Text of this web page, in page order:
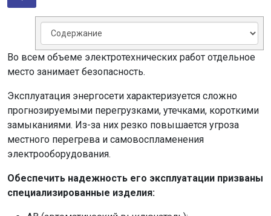
Во всем объеме электротехнических работ отдельное
место занимает безопасность.
Эксплуатация энергосети характеризуется сложно
прогнозируемыми перегрузками, утечками, короткими
замыканиями. Из-за них резко повышается угроза
местного перегрева и самовоспламенения
электрооборудования.
Обеспечить надежность его эксплуатации призваны
специализированные изделия: